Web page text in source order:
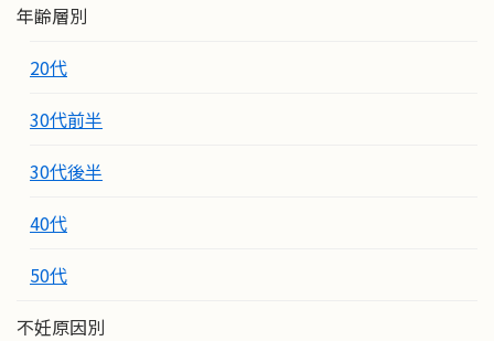
年齢層別
20代
30代前半
30代後半
40代
50代
不妊原因別